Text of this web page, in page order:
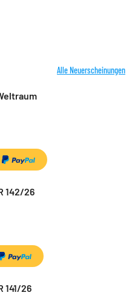
Alle Neuerscheinungen
142/26
141/26